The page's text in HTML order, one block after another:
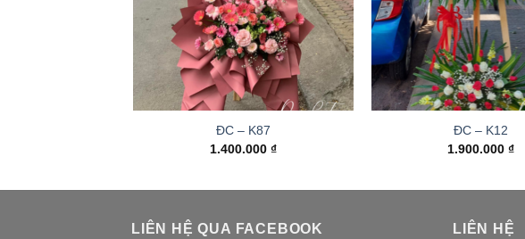
ĐC – K87
1.400.000₫
ĐC – K12
1.900.000₫
LIÊN HỆ QUA FACEBOOK LIÊN HỆ